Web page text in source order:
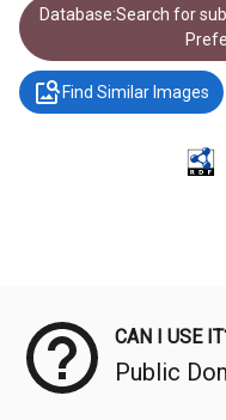
Database:Search for
Find Similar Images
CAN I USE
Public